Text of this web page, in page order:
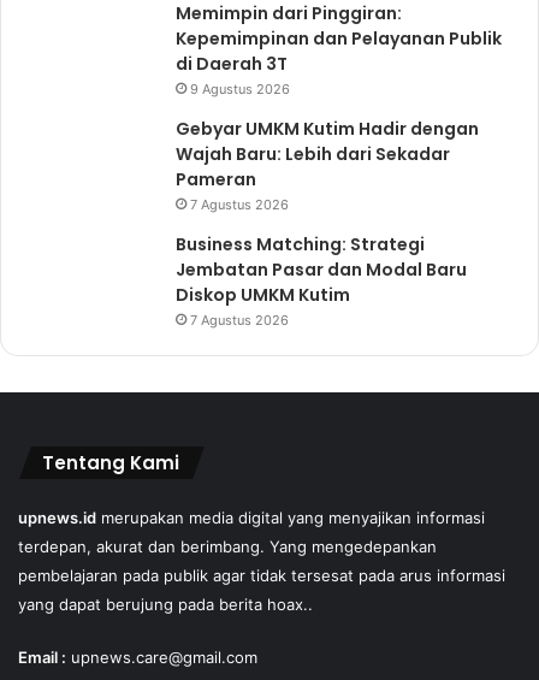
Memimpin dari Pinggiran:
Kepemimpinan dan Pelayanan Publik
di Daerah 3T
9 Agustus 2026
Gebyar UMKM Kutim Hadir dengan
Wajah Baru: Lebih dari Sekadar
Pameran
7 Agustus 2026
Business Matching: Strategi
Jembatan Pasar dan Modal Baru
Diskop UMKM Kutim
7 Agustus 2026
Tentang Kami
upnews.id merupakan media digital yang menyajikan informasi
terdepan, akurat dan berimbang. Yang mengedepankan
pembelajaran pada publik agar tidak tersesat pada arus informasi
yang dapat berujung pada berita hoax..
Email : upnews.care@gmail.com